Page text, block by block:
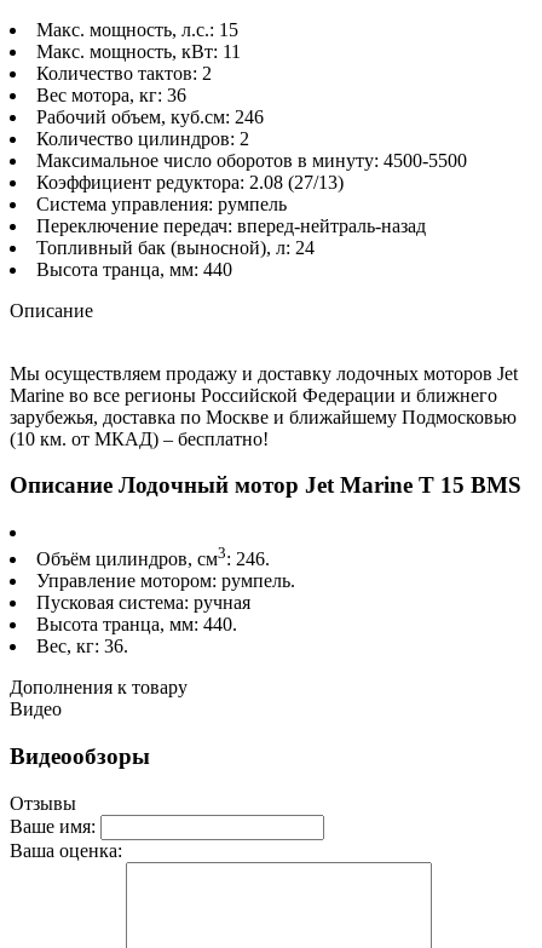
Макс. мощность, л.с.: 15
Макс. мощность, кВт: 11
Количество тактов: 2
Вес мотора, кг: 36
Рабочий объем, куб.см: 246
Количество цилиндров: 2
Максимальное число оборотов в минуту: 4500-5500
Коэффициент редуктора: 2.08 (27/13)
Система управления: румпель
Переключение передач: вперед-нейтраль-назад
Топливный бак (выносной), л: 24
Высота транца, мм: 440
Описание
Мы осуществляем продажу и доставку лодочных моторов Jet
Marine во все регионы Российской Федерации и ближнего
зарубежья, доставка по Москве и ближайшему Подмосковью
(10 км. от МКАД) – бесплатно!
Описание Лодочный мотор Jet Marine T 15 BMS
Объём цилиндров, см3: 246.
Управление мотором: румпель.
Пусковая система: ручная
Высота транца, мм: 440.
Вес, кг: 36.
Дополнения к товару
Видео
Видеообзоры
Отзывы
Ваше имя:
Ваша оценка: